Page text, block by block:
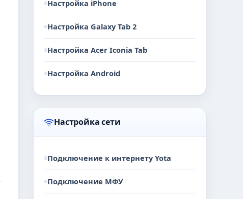
Настройка iPhone
Настройка Galaxy Tab 2
Настройка Acer Iconia Tab
Настройка Android
Настройка сети
Подключение к интернету Yota
Подключение МФУ